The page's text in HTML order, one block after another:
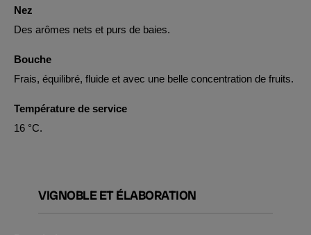
Nez
Des arômes nets et purs de baies.
Bouche
Frais, équilibré, fluide et avec une belle concentration de fruits.
Température de service
16 °C.
VIGNOBLE ET ÉLABORATION